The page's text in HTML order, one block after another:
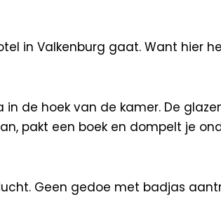
in Valkenburg gaat. Want hier
de hoek van de kamer. De
pakt een boek en dompelt je
Geen gedoe met badjas